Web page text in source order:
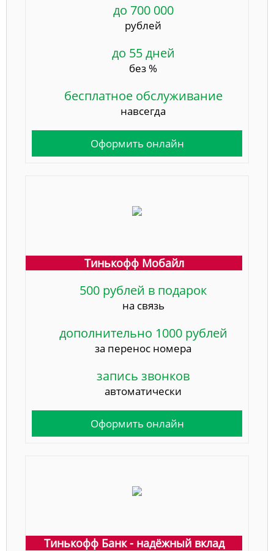
до 700 000
рублей
до 55 дней
без %
бесплатное обслуживание
навсегда
Оформить онлайн
Тинькофф Мобайл
500 рублей в подарок
на связь
дополнительно 1000 рублей
за перенос номера
запись звонков
автоматически
Оформить онлайн
Тинькофф Банк - надёжный вклад